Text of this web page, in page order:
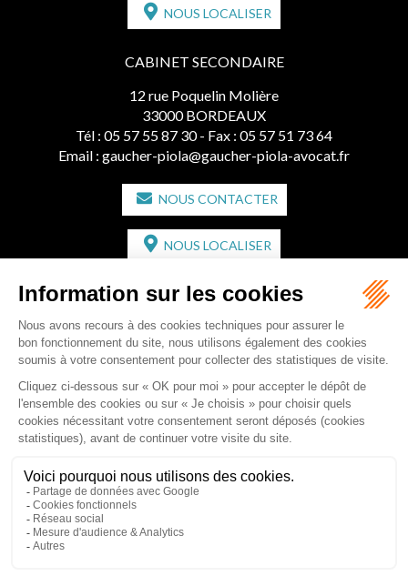
NOUS LOCALISER
CABINET SECONDAIRE
12 rue Poquelin Molière
33000 BORDEAUX
Tél : 05 57 55 87 30 - Fax : 05 57 51 73 64
Email : gaucher-piola@gaucher-piola-avocat.fr
NOUS CONTACTER
NOUS LOCALISER
CABINET SECONDAIRE
2 bis Avenue de l'Europe
33350 ST MAGNE-DE-CASTILLON
Tél :05 57 55 87 30 - Fax : 05 57 51 73 64
Email :gaucher-piola@gaucher-piola-avocat.fr
NOUS CONTACTER
NOUS LOCALISER